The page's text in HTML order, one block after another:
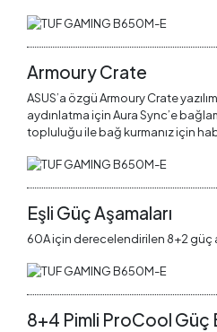
Armoury Crate
ASUS’a özgü Armoury Crate
aydınlatma için Aura Sync’e
topluluğu ile bağ kurmanız için
Eşli Güç Aşamaları
60A için derecelendirilen 8+2 güç
8+4 Pimli ProCool Güç